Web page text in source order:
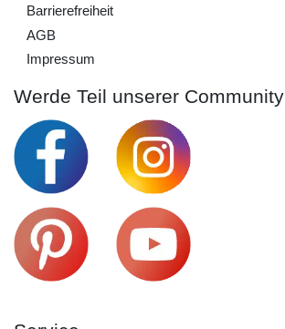
Barrierefreiheit
AGB
Impressum
Werde Teil unserer Community